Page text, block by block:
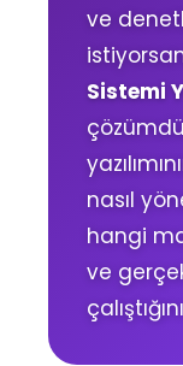
ve
Sistemi
nasıl
hangi
ve